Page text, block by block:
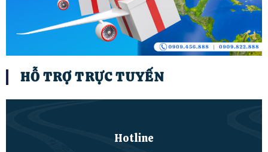
HỖ TRỢ TRỰC TUYẾN
Hotline